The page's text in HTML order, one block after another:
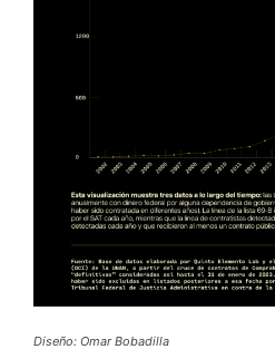
Diseño: Omar Bobadilla